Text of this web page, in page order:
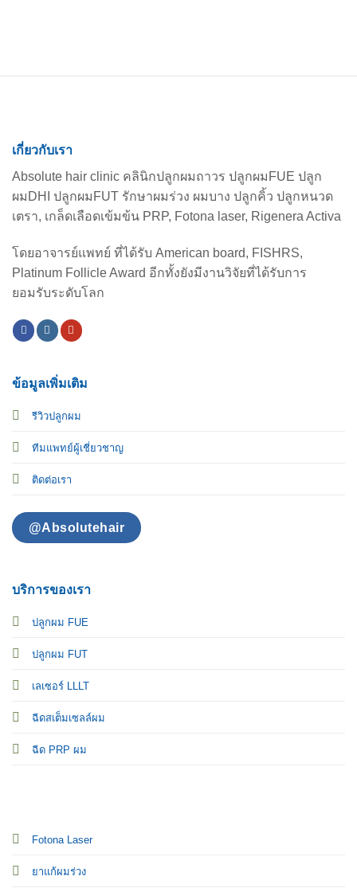
FUE
เกี่ยวกับเรา
Absolute hair clinic คลินิกปลูกผมถาวร ปลูกผมFUE ปลูก
ผมDHI ปลูกผมFUT รักษาผมร่วง ผมบาง ปลูกคิ้ว ปลูกหนวด
เตรา, เกล็ดเลือดเข้มข้น PRP, Fotona laser, Rigenera Activa
โดยอาจารย์แพทย์ ที่ได้รับ American board, FISHRS,
Platinum Follicle Award อีกทั้งยังมีงานวิจัยที่ได้รับการ
ยอมรับระดับโลก
บริการของเรา
ปลูกผม FUE
ปลูกผม FUT
เลเซอร์ LLLT
ฉีดสเต็มเซลล์ผม
ฉีด PRP ผม
Fotona Laser
ยาแก้ผมร่วง
ข้อมูลเพิ่มเติม
รีวิวปลูกผม
ทีมแพทย์ผู้เชี่ยวชาญ
ติดต่อเรา
@Absolutehair